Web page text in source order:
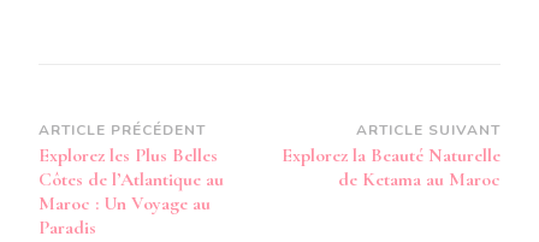
Navigation
d’article
ARTICLE PRÉCÉDENT
Explorez les Plus Belles
Côtes de l’Atlantique au
Maroc : Un Voyage au
Paradis
ARTICLE SUIVANT
Explorez la Beauté Naturelle
de Ketama au Maroc